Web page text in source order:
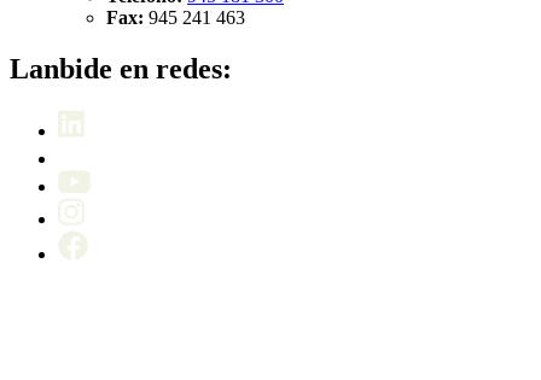
Fax: 945 241 463
Lanbide en redes: